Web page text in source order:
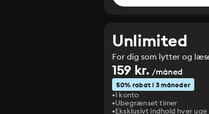
Unlimited
For dig som lytter og
159 kr. /måned
50% rabat i 3 måneder
1 konto
Ubegrænset timer
Eksklusivt indhold hver uge